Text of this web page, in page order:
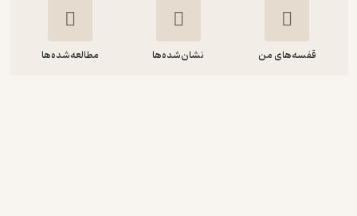
قفسه‌های من نشان‌شده‌ها مطالعه‌شده‌ها